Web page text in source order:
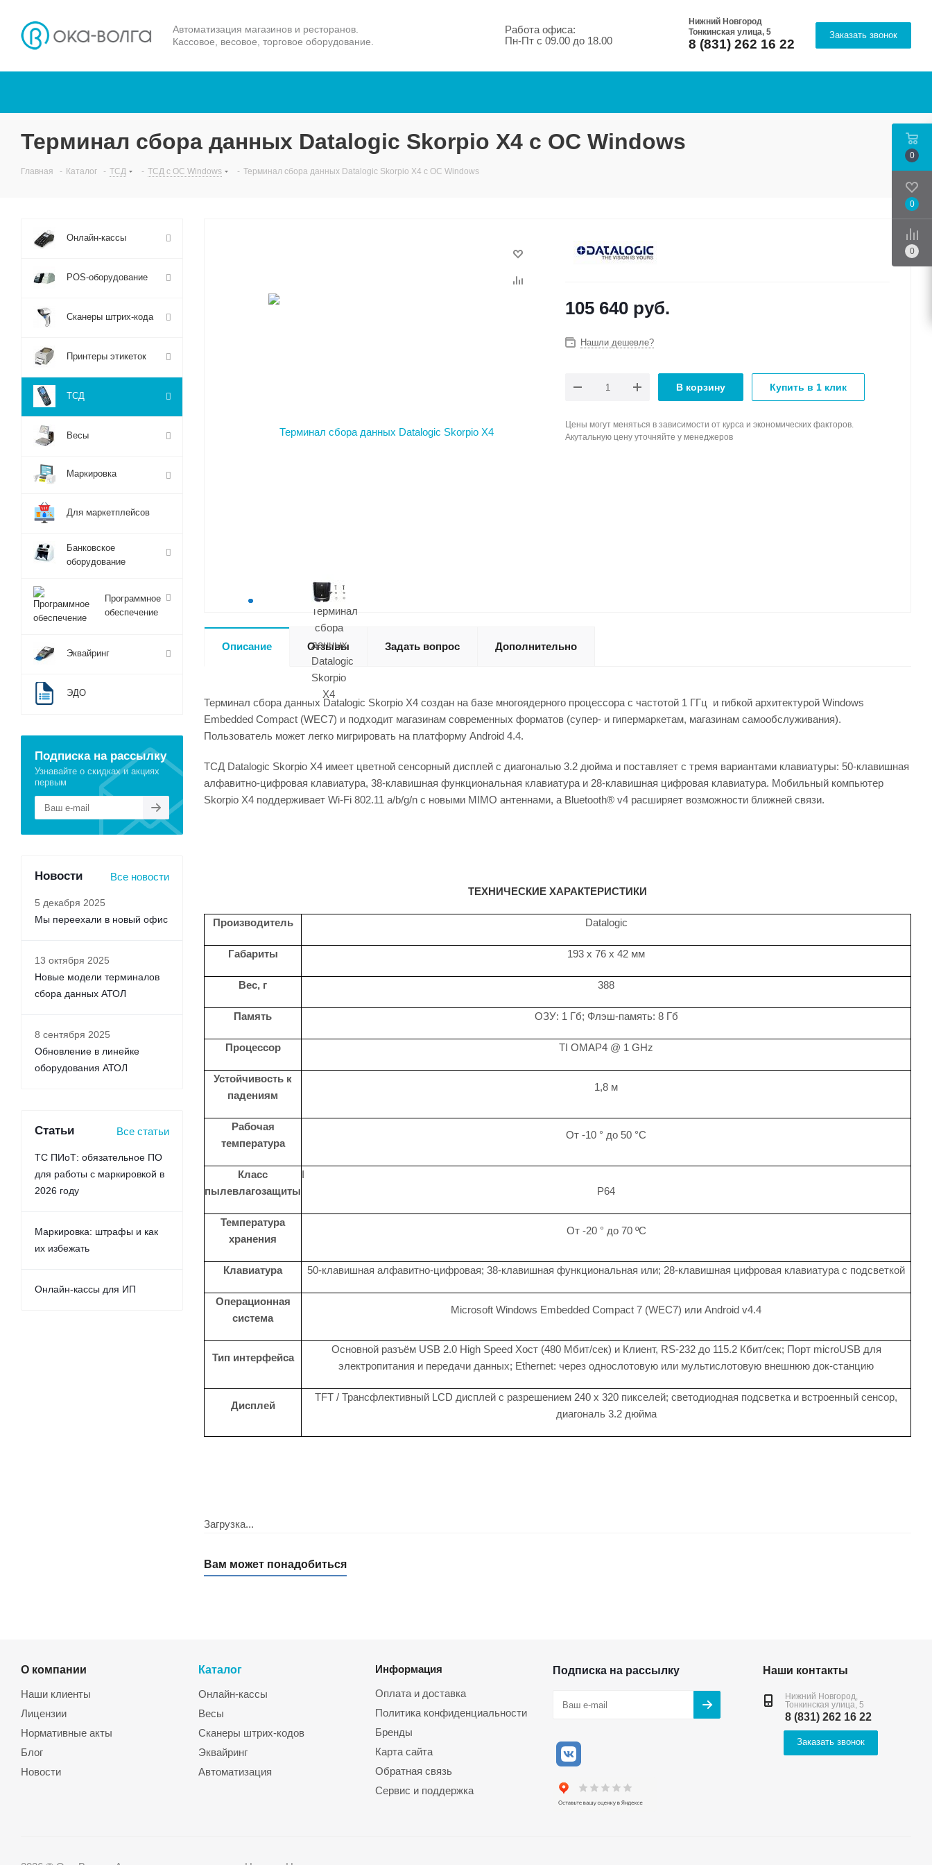
Автоматизация магазинов и ресторанов.
Кассовое, весовое, торговое оборудование.
Работа офиса:
Пн-Пт с 09.00 до 18.00
Нижний Новгород
Тонкинская улица, 5
8 (831) 262 16 22
Заказать звонок
Терминал сбора данных Datalogic Skorpio X4 с ОС Windows
Главная - Каталог - ТСД - ТСД с ОС Windows - Терминал сбора данных Datalogic Skorpio X4 с ОС Windows
105 640 руб.
Нашли дешевле?
В корзину Купить в 1 клик
Цены могут меняться в зависимости от курса и экономических факторов.
Акутальную цену уточняйте у менеджеров
Описание Отзывы Задать вопрос Дополнительно
Терминал сбора данных Datalogic Skorpio X4 создан на базе многоядерного процессора с частотой 1 ГГц и гибкой архитектурой Windows
Embedded Compact (WEC7) и подходит магазинам современных форматов (супер- и гипермаркетам, магазинам самообслуживания).
Пользователь может легко мигрировать на платформу Android 4.4.
ТСД Datalogic Skorpio X4 имеет цветной сенсорный дисплей с диагональю 3.2 дюйма и поставляет с тремя вариантами клавиатуры: 50-клавишная
алфавитно-цифровая клавиатура, 38-клавишная функциональная клавиатура и 28-клавишная цифровая клавиатура. Мобильный компьютер
Skorpio X4 поддерживает Wi-Fi 802.11 a/b/g/n с новыми MIMO антеннами, а Bluetooth® v4 расширяет возможности ближней связи.
ТЕХНИЧЕСКИЕ ХАРАКТЕРИСТИКИ
Производитель Datalogic
Габариты 193 x 76 x 42 мм
Вес, г 388
Память ОЗУ: 1 Гб; Флэш-память: 8 Гб
Процессор TI OMAP4 @ 1 GHz
Устойчивость к
падениям
1,8 м
Рабочая
температура
От -10 ° до 50 °C
Класс
пылевлагозащиты
I
P64
Температура
хранения
От -20 ° до 70 ºC
Клавиатура 50-клавишная алфавитно-цифровая; 38-клавишная функциональная или; 28-клавишная цифровая клавиатура с подсветкой
Операционная
система
Microsoft Windows Embedded Compact 7 (WEC7) или Android v4.4
Тип интерфейса
Основной разъём USB 2.0 High Speed Хост (480 Мбит/сек) и Клиент, RS-232 до 115.2 Кбит/сек; Порт microUSB для
электропитания и передачи данных; Ethernet: через однослотовую или мультислотовую внешнюю док-станцию
Дисплей
TFT / Трансфлективный LCD дисплей с разрешением 240 x 320 пикселей; светодиодная подсветка и встроенный сенсор,
диагональ 3.2 дюйма
Загрузка...
Вам может понадобиться
Онлайн-кассы
POS-оборудование
Сканеры штрих-кода
Принтеры этикеток
ТСД
Весы
Маркировка
Для маркетплейсов
Банковское
оборудование
Программное
обеспечение
Эквайринг
ЭДО
Подписка на рассылку
Узнавайте о скидках и акциях
первым
Новости Все новости
5 декабря 2025
Мы переехали в новый офис
13 октября 2025
Новые модели терминалов
сбора данных АТОЛ
8 сентября 2025
Обновление в линейке
оборудования АТОЛ
Статьи Все статьи
ТС ПИоТ: обязательное ПО
для работы с маркировкой в
2026 году
Маркировка: штрафы и как
их избежать
Онлайн-кассы для ИП
О компании
Наши клиенты
Лицензии
Нормативные акты
Блог
Новости
Каталог
Онлайн-кассы
Весы
Сканеры штрих-кодов
Эквайринг
Автоматизация
Информация
Оплата и доставка
Политика конфиденциальности
Бренды
Карта сайта
Обратная связь
Сервис и поддержка
Подписка на рассылку Наши контакты
Нижний Новгород,
Тонкинская улица, 5
8 (831) 262 16 22
Заказать звонок
0
0
0